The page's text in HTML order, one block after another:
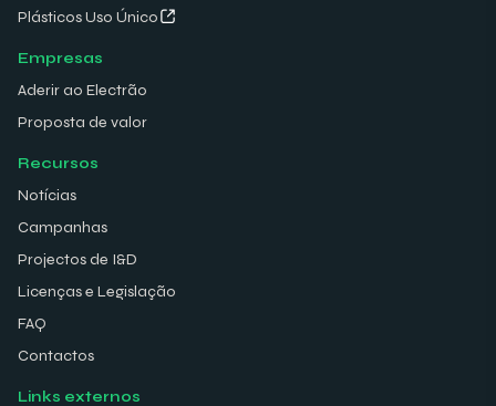
Plásticos Uso Único
Empresas
Aderir ao Electrão
Proposta de valor
Recursos
Notícias
Campanhas
Projectos de I&D
Licenças e Legislação
FAQ
Contactos
Links externos